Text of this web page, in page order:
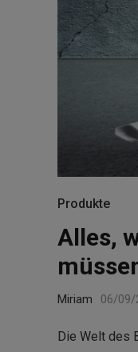
Produkte
Alles,
Miriam 06/09/
Die Welt des